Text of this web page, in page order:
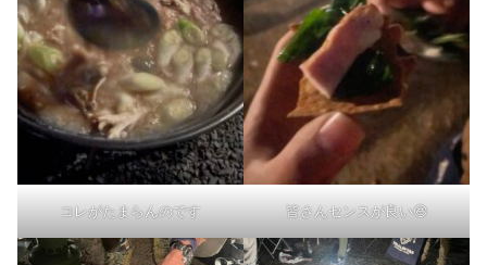
コレがたまらんのです 皆さんセンスが良い😆